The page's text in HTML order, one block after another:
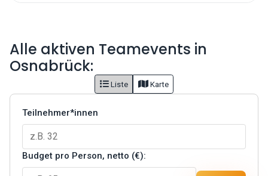
Alle aktiven Teamevents in
Osnabrück:
Liste Karte
Teilnehmer*innen
Budget pro Person, netto (€):